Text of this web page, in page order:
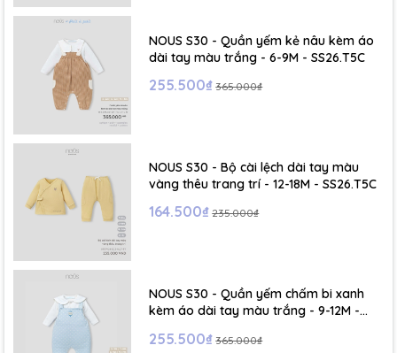
NOUS S30 - Quần yếm kẻ nâu kèm áo
dài tay màu trắng - 6-9M - SS26.T5C
255.500₫ 365.000₫
NOUS S30 - Bộ cài lệch dài tay màu
vàng thêu trang trí - 12-18M - SS26.T5C
164.500₫ 235.000₫
NOUS S30 - Quần yếm chấm bi xanh
kèm áo dài tay màu trắng - 9-12M -
255.500₫ 365.000₫